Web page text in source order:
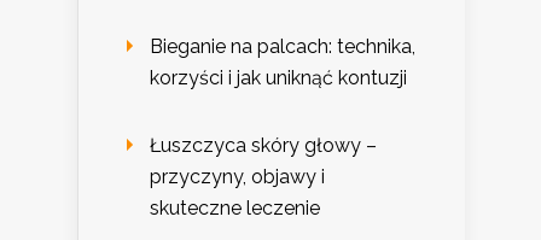
Bieganie na palcach: technika,
korzyści i jak uniknąć kontuzji
Łuszczyca skóry głowy –
przyczyny, objawy i
skuteczne leczenie